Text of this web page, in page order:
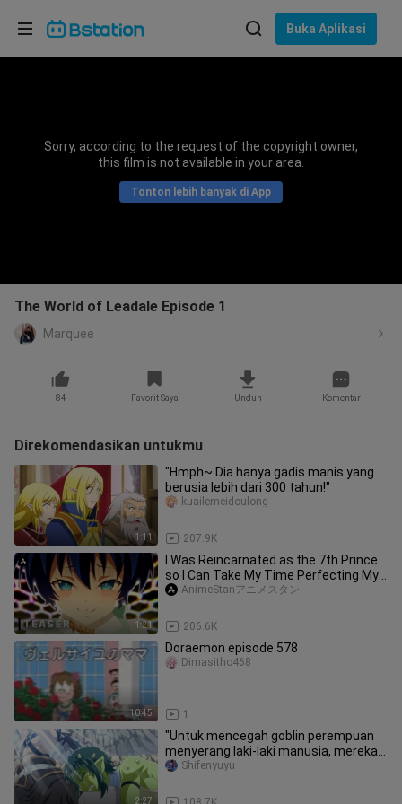
Buka Aplikasi
Sorry, according to the request of the copyright owner,
this film is not available in your area.
Tonton lebih banyak di App
The World of Leadale Episode 1
Marquee
84 Favorit Saya Unduh Komentar
Direkomendasikan untukmu
1:11
"Hmph~ Dia hanya gadis manis yang
berusia lebih dari 300 tahun!"
207.9K
kuailemeidoulong
1:21
I Was Reincarnated as the 7th Prince
so I Can Take My Time Perfecting My
Magical Ability - Teaser
206.6K
AnimeStanアニメスタン
10:45
Doraemon episode 578
1
Dimasitho468
2:27
"Untuk mencegah goblin perempuan
menyerang laki-laki manusia, mereka
hanya bisa dimusnahkan..."
Shifenyuyu
Pilih bahasa
Bahasa Indonesia